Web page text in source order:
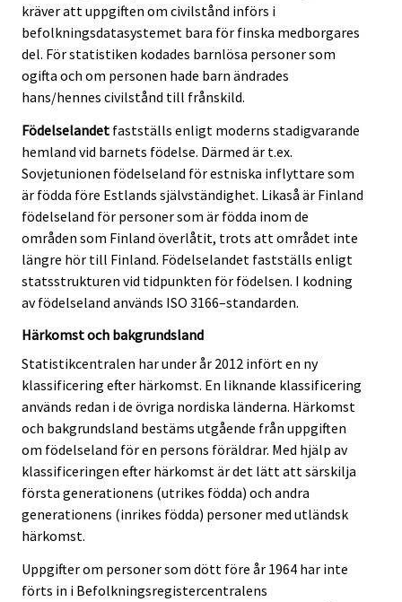
kräver att uppgiften om civilstånd införs i
befolkningsdatasystemet bara för finska medborgares
del. För statistiken kodades barnlösa personer som
ogifta och om personen hade barn ändrades
hans/hennes civilstånd till frånskild.
Födelselandet fastställs enligt moderns stadigvarande
hemland vid barnets födelse. Därmed är t.ex.
Sovjetunionen födelseland för estniska inflyttare som
är födda före Estlands självständighet. Likaså är Finland
födelseland för personer som är födda inom de
områden som Finland överlåtit, trots att området inte
längre hör till Finland. Födelselandet fastställs enligt
statsstrukturen vid tidpunkten för födelsen. I kodning
av födelseland används ISO 3166–standarden.
Härkomst och bakgrundsland
Statistikcentralen har under år 2012 infört en ny
klassificering efter härkomst. En liknande klassificering
används redan i de övriga nordiska länderna. Härkomst
och bakgrundsland bestäms utgående från uppgiften
om födelseland för en persons föräldrar. Med hjälp av
klassificeringen efter härkomst är det lätt att särskilja
första generationens (utrikes födda) och andra
generationens (inrikes födda) personer med utländsk
härkomst.
Uppgifter om personer som dött före år 1964 har inte
förts in i Befolkningsregistercentralens